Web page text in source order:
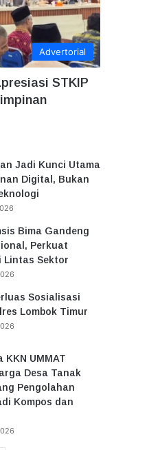
Advertorial
STKIP
Jadi Kunci Utama
Digital, Bukan
Bima Gandeng
Perkuat
Lintas Sektor
Sosialisasi
Lombok Timur
KKN UMMAT
Desa Tanak
Pengolahan
Kompos dan